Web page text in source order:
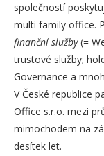
společností
multi family office.
finanční služby(=
trustové služby;
Governance a
V České republice
Office s.r.o. mezi
mimochodem na
desítek let.